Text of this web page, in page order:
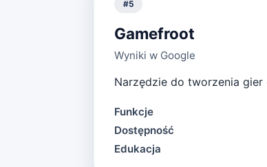
#5
Gamefroot
Wyniki w Google
Narzędzie do tworzenia
Funkcje
Dostępność
Edukacja